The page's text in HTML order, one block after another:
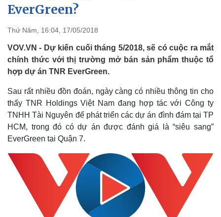
Đảng
Tổ chức nhân sự
Nhận diện sự thật
Việc làm
Biển đảo
EverGreen?
Thứ Năm, 16:04, 17/05/2018
VOV.VN - Dự kiến cuối tháng 5/2018, sẽ có cuộc ra mắt
chính thức với thị trường mở bán sản phẩm thuộc tổ
hợp dự án TNR EverGreen.
Sau rất nhiều đồn đoán, ngày càng có nhiều thông tin cho
thấy TNR Holdings Việt Nam đang hợp tác với Công ty
TNHH Tài Nguyên để phát triển các dự án đình đám tại TP
HCM, trong đó có dự án được đánh giá là “siêu sang”
EverGreen tại Quận 7.